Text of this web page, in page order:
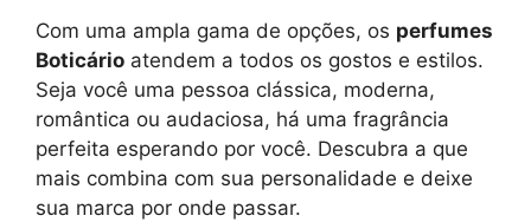
Com uma ampla gama de opções, os perfumes
Boticário atendem a todos os gostos e estilos.
Seja você uma pessoa clássica, moderna,
romântica ou audaciosa, há uma fragrância
perfeita esperando por você. Descubra a que
mais combina com sua personalidade e deixe
sua marca por onde passar.